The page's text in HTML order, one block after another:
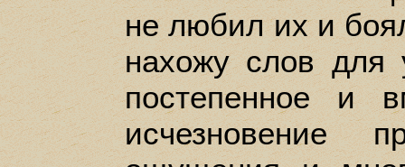
не любил их и
нахожу слов для
постепенное и
исчезновение